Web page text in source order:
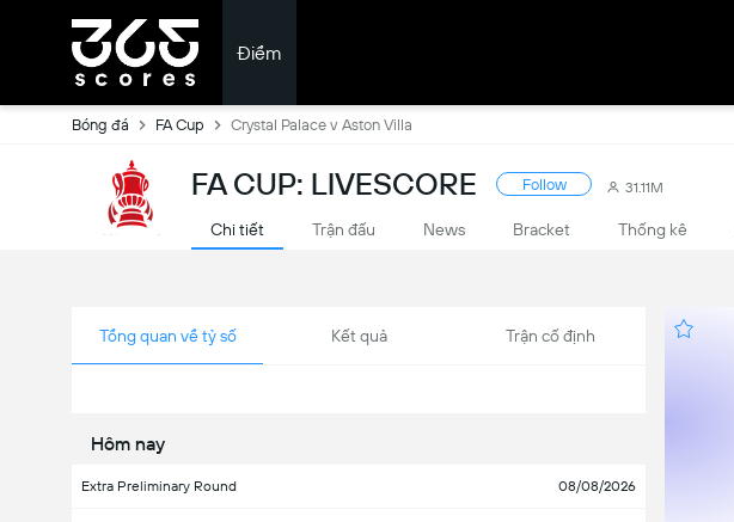
Điểm
Bóng đá FA Cup Crystal Palace v Aston Villa
FA CUP: LIVESCORE Follow 31.11M
Chi tiết Trận đấu News Bracket Thống kê
Tổng quan về tỷ số Kết quả Trận cố định
Hôm nay
Extra Preliminary Round 08/08/2026